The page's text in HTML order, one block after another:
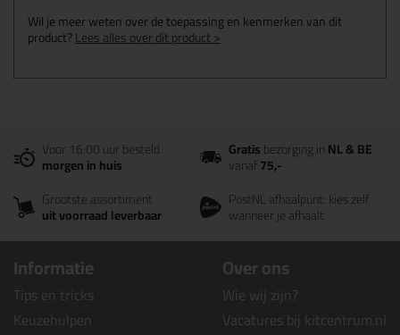
Wil je meer weten over de toepassing en kenmerken van dit
product?Lees alles over dit product >
Voor 16:00 uur besteld
morgen in huis
Gratisbezorging inNL & BE
vanaf75,-
Grootste assortiment
uit voorraad leverbaar
PostNL afhaalpunt: kies zelf
wanneer je afhaalt
Informatie
Tips en tricks
Keuzehulpen
Over ons
Wie wij zijn?
Vacatures bij kitcentrum.nl